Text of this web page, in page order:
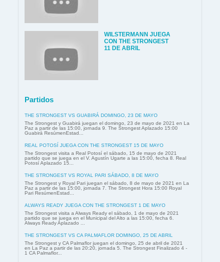
WILSTERMANN JUEGA
CON THE STRONGEST
11 DE ABRIL
Partidos
THE STRONGEST VS GUABIRÁ DOMINGO, 23 DE MAYO
The Strongest y Guabirá juegan el domingo, 23 de mayo de 2021 en La
Paz a partir de las 15:00, jornada 9. The Strongest Aplazado 15:00
Guabirá ResúmenEstad...
REAL POTOSÍ JUEGA CON THE STRONGEST 15 DE MAYO
The Strongest visita a Real Potosí el sábado, 15 de mayo de 2021
partido que se juega en el V. Agustín Ugarte a las 15:00, fecha 8. Real
Potosí Aplazado 15...
THE STRONGEST VS ROYAL PARI SÁBADO, 8 DE MAYO
The Strongest y Royal Pari juegan el sábado, 8 de mayo de 2021 en La
Paz a partir de las 15:00, jornada 7. The Strongest Hora 15:00 Royal
Pari ResúmenEstad...
ALWAYS READY JUEGA CON THE STRONGEST 1 DE MAYO
The Strongest visita a Always Ready el sábado, 1 de mayo de 2021
partido que se juega en el Municipal del Alto a las 15:00, fecha 6.
Always Ready Aplazado ...
THE STRONGEST VS CA PALMAFLOR DOMINGO, 25 DE ABRIL
The Strongest y CA Palmaflor juegan el domingo, 25 de abril de 2021
en La Paz a partir de las 20:20, jornada 5. The Strongest Finalizado 4 -
1 CA Palmaflor...